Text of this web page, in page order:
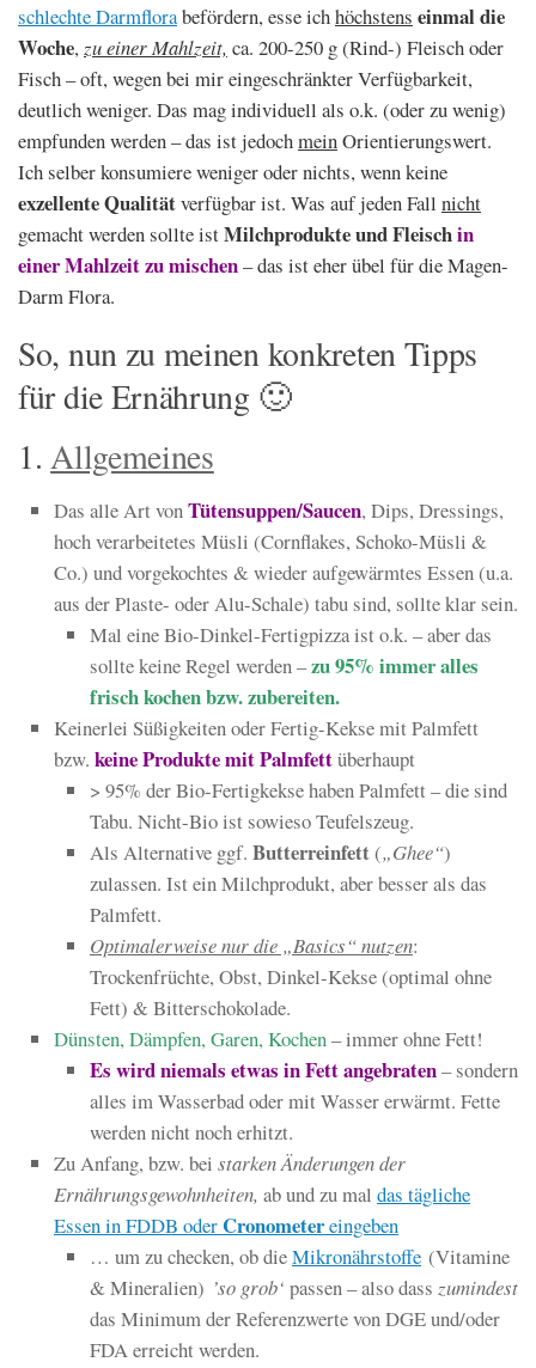
schlechte Darmflorabefördern, esse ichhöchstens einmal die
Woche,zu einer Mahlzeit, ca. 200-250 g (Rind-) Fleisch oder
Fisch – oft, wegen bei mir eingeschränkter Verfügbarkeit,
deutlich weniger. Das mag individuell als o.k. (oder zu wenig)
empfunden werden – das ist jedochmeinOrientierungswert.
Ich selber konsumiere weniger oder nichts, wenn keine
exzellente Qualitätverfügbar ist. Was auf jeden Fall nicht
gemacht werden sollte istMilchprodukte und Fleischin
einer Mahlzeit zu mischen– das ist eher übel für die Magen-
Darm Flora.
So, nun zu meinen konkreten Tipps
für die Ernährung 🙂
1.Allgemeines
Das alle Art vonTütensuppen/Saucen, Dips, Dressings,
hoch verarbeitetes Müsli (Cornflakes, Schoko-Müsli &
Co.) und vorgekochtes & wieder aufgewärmtes Essen (u.a.
aus der Plaste- oder Alu-Schale) tabu sind, sollte klar sein.
Mal eine Bio-Dinkel-Fertigpizza ist o.k. – aber das
sollte keine Regel werden –zu 95% immer alles
frisch kochen bzw. zubereiten.
Keinerlei Süßigkeiten oder Fertig-Kekse mit Palmfett
bzw. keine Produkte mit Palmfettüberhaupt
> 95% der Bio-Fertigkekse haben Palmfett – die sind
Tabu. Nicht-Bio ist sowieso Teufelszeug.
Als Alternative ggf. Butterreinfett(„Ghee“)
zulassen. Ist ein Milchprodukt, aber besser als das
Palmfett.
Optimalerweise nur die „Basics“ nutzen:
Trockenfrüchte, Obst, Dinkel-Kekse (optimal ohne
Fett) & Bitterschokolade.
Dünsten, Dämpfen,Garen, Kochen– immer ohne Fett!
Es wird niemals etwas in Fett angebraten– sondern
alles im Wasserbad oder mit Wasser erwärmt. Fette
werden nicht noch erhitzt.
Zu Anfang, bzw. bei starken Änderungen der
Ernährungsgewohnheiten, ab und zu mal das tägliche
Essen in FDDB oderCronometereingeben
… um zu checken, ob dieMikronährstoffe (Vitamine
& Mineralien) ’so grob‘ passen – also dass zumindest
das Minimum der Referenzwerte von DGE und/oder
FDA erreicht werden.